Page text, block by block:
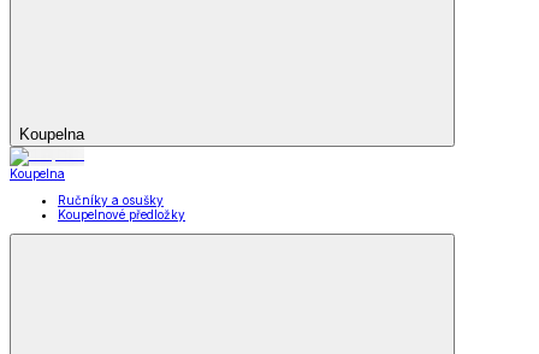
Koupelna
Koupelna
Ručníky a osušky
Koupelnové předložky